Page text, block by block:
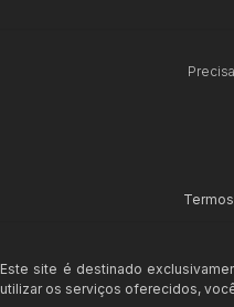
Este site é destinado
utilizar os serviços oferecidos,